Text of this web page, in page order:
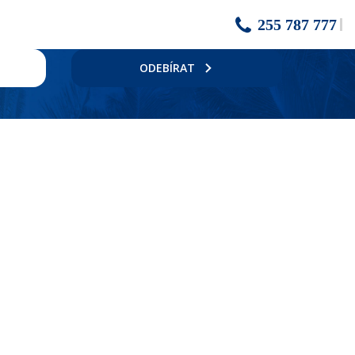
255 787 777
(bez trouby a varné desky), set na přípravu kávy a čaje,
ODEBÍRAT